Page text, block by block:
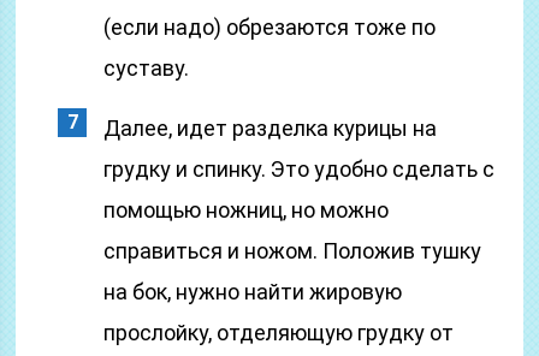
(если надо) обрезаются тоже по
суставу.
Далее, идет разделка курицы на
грудку и спинку. Это удобно сделать с
помощью ножниц, но можно
справиться и ножом. Положив тушку
на бок, нужно найти жировую
прослойку, отделяющую грудку от